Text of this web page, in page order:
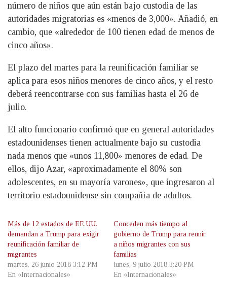
número de niños que aún están bajo custodia de las
autoridades migratorias es «menos de 3,000». Añadió, en
cambio, que «alrededor de 100 tienen edad de menos de
cinco años».
El plazo del martes para la reunificación familiar se
aplica para esos niños menores de cinco años, y el resto
deberá reencontrarse con sus familias hasta el 26 de
julio.
El alto funcionario confirmó que en general autoridades
estadounidenses tienen actualmente bajo su custodia
nada menos que «unos 11,800» menores de edad. De
ellos, dijo Azar, «aproximadamente el 80% son
adolescentes, en su mayoría varones», que ingresaron al
territorio estadounidense sin compañía de adultos.
Más de 12 estados de EE.UU.
demandan a Trump para exigir
reunificación familiar de
migrantes
martes, 26 junio 2018 3:12 PM
En «Internacionales»
Conceden más tiempo al
gobierno de Trump para reunir
a niños migrantes con sus
familias
lunes, 9 julio 2018 3:20 PM
En «Internacionales»